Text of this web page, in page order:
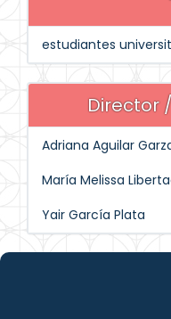
estudiantes
Director
Adriana Aguilar
María Melissa
Yair García Plata